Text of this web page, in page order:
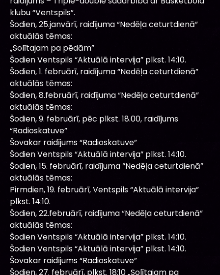
klubu “Ventspils”.
Šodien, 25.janvārī, raidījuma “Nedēļa ceturtdienā”
aktuālās tēmas:
„Solītajam pa pēdām”
Šodien Ventspils “Aktuālā intervija” plkst. 14:10.
Šodien, 1. februārī, raidījuma “Nedēļa ceturtdienā”
aktuālās tēmas:
Šodien, 8.februārī, raidījuma “Nedēļa ceturtdienā”
aktuālās tēmas:
Šodien, 9. februārī, pēc plkst. 18.00, raidījums
“Radioskatuve”
Šovakar raidījums “Radioskatuve”
Šodien Ventspils “Aktuālā intervija” plkst. 14:10.
Šodien, 15. februārī, raidījuma “Nedēļa ceturtdienā”
aktuālās tēmas:
Pirmdien, 19. februārī, Ventspils “Aktuālā intervija”
plkst. 14:10.
Šodien, 22.februārī, raidījuma “Nedēļa ceturtdienā”
aktuālās tēmas:
Šodien Ventspils “Aktuālā intervija” plkst. 14:10.
Šodien Ventspils “Aktuālā intervija” plkst. 14:10.
Šovakar raidījums “Radioskatuve”
Šodien, 27. februārī, plkst. 18:10 „Solītajam pa